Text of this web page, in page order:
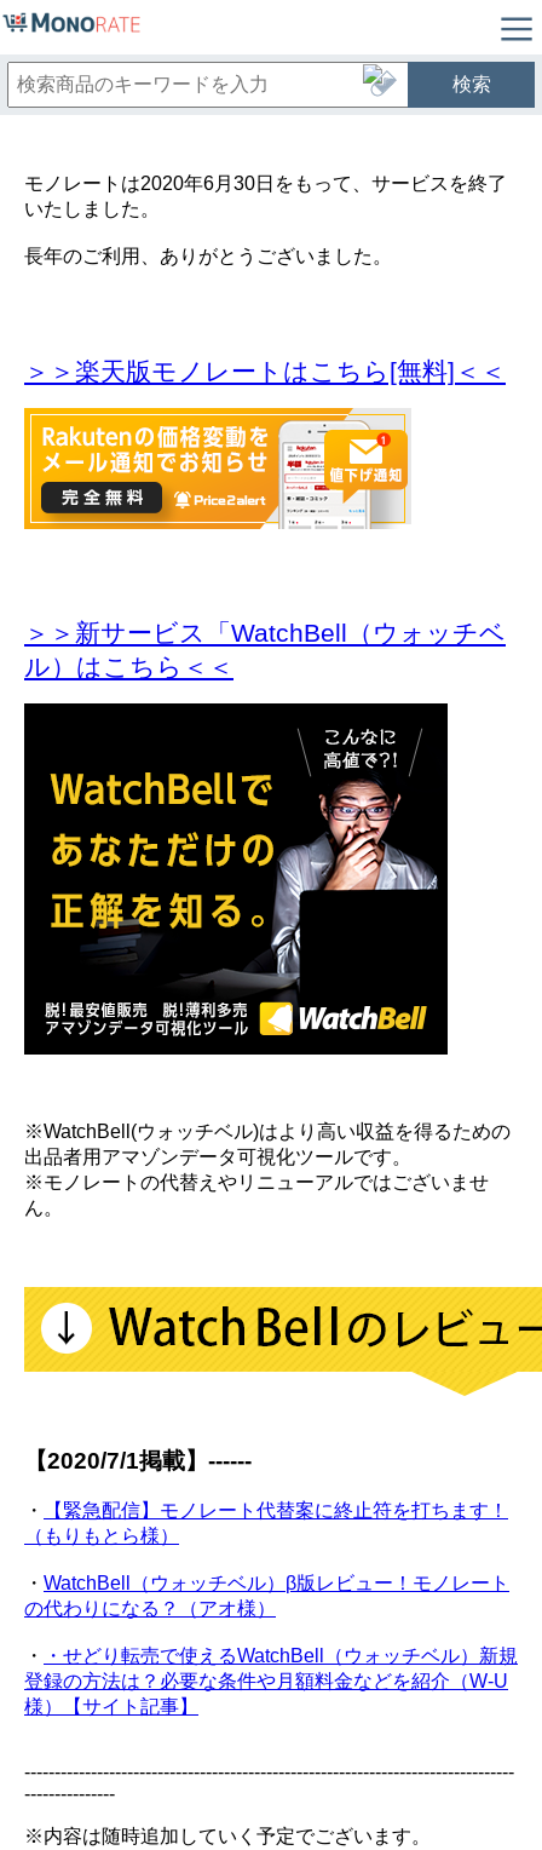
検索
モノレートは2020年6月30日をもって、サービスを終了
いたしました。
長年のご利用、ありがとうございました。
＞＞楽天版モノレートはこちら[無料]＜＜
＞＞新サービス「WatchBell（ウォッチベ
ル）はこちら＜＜
※WatchBell(ウォッチベル)はより高い収益を得るための
出品者用アマゾンデータ可視化ツールです。
※モノレートの代替えやリニューアルではございませ
ん。
【2020/7/1掲載】------
・
【緊急配信】モノレート代替案に終止符を打ちます！
（もりもとら様）
・ WatchBell（ウォッチベル）β版レビュー！モノレート
の代わりになる？（アオ様）
・
・せどり転売で使えるWatchBell（ウォッチベル）新規
登録の方法は？必要な条件や月額料金などを紹介（W-U
様）【サイト記事】
---------------------------------------------------------------------------------
---------------
※内容は随時追加していく予定でございます。